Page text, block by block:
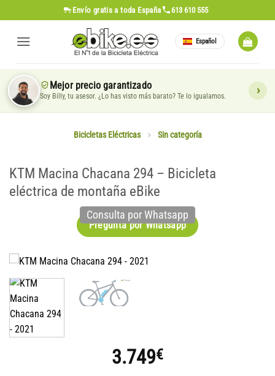
al
contenido
Envío gratis a toda España 613 610 555
Español
Mejor precio garantizado
Soy Billy, tu asesor. ¿Lo has visto más barato? Te lo igualamos.
Bicicletas Eléctricas > Sin categoría
KTM Macina Chacana 294 – Bicicleta
eléctrica de montaña eBike
Pregunta por Whatsapp
Consulta por Whatsapp
3.749€